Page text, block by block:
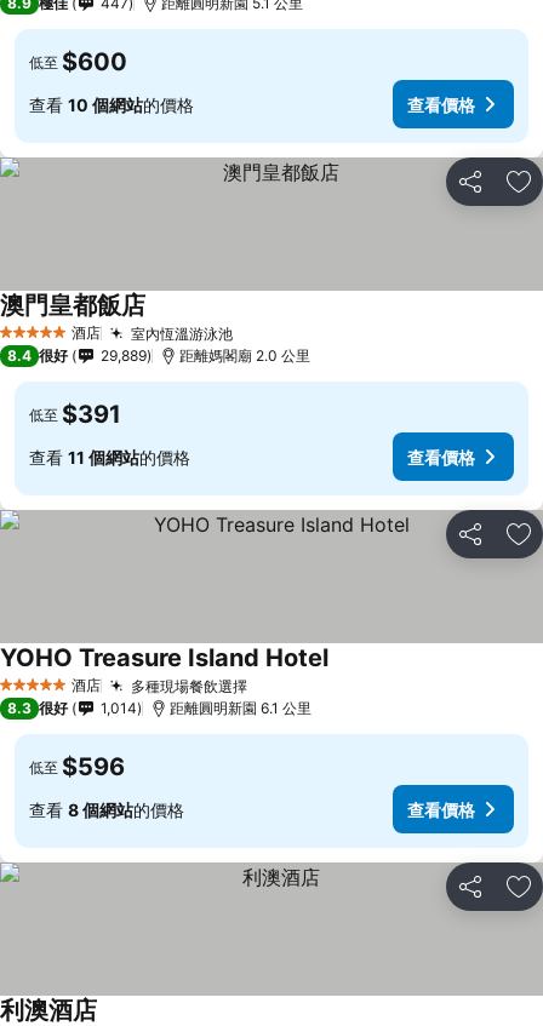
低至 $600
查看 10 個網站的價格 查看價格
分享 放
5 星級 酒店 室內恆溫游泳池
澳門皇都飯店
8.4 很好 29,889 距離媽閣廟 2.0 公里
低至 $391
查看 11 個網站的價格 查看價格
分享 放
5 星級 酒店 多種現場餐飲選擇
YOHO Treasure Island Hotel
8.3 很好 1,014 距離圓明新園 6.1 公里
低至 $596
查看 8 個網站的價格 查看價格
分享 放
利澳酒店